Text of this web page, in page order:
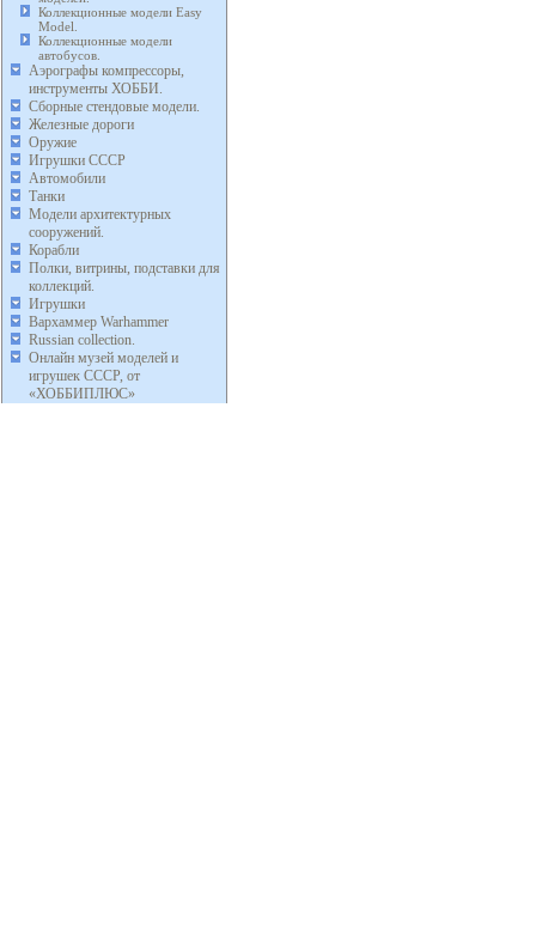
Коллекционные модели Easy
Model.
Коллекционные модели
автобусов.
Аэрографы компрессоры,
инструменты ХОББИ.
Сборные стендовые модели.
Железные дороги
Оружие
Игрушки СССР
Автомобили
Танки
Модели архитектурных
сооружений.
Корабли
Полки, витрины, подставки для
коллекций.
Игрушки
Вархаммер Warhammer
Russian collection.
Онлайн музей моделей и
игрушек СССР, от
«ХОББИПЛЮС»